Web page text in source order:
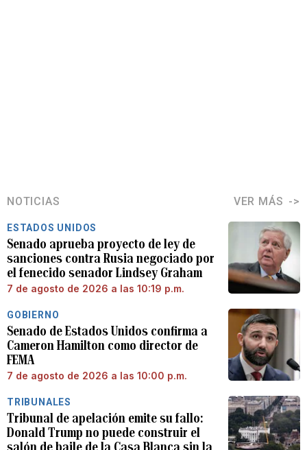
NOTICIAS VER MÁS
ESTADOS UNIDOS
Senado aprueba proyecto de ley de
sanciones contra Rusia negociado por
el fenecido senador Lindsey Graham
7 de agosto de 2026 a las 10:19 p.m.
GOBIERNO
Senado de Estados Unidos confirma a
Cameron Hamilton como director de
FEMA
7 de agosto de 2026 a las 10:00 p.m.
TRIBUNALES
Tribunal de apelación emite su fallo:
Donald Trump no puede construir el
salón de baile de la Casa Blanca sin la